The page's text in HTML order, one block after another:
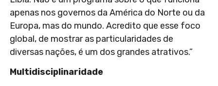
apenas nos governos da América do Norte ou da
Europa, mas do mundo. Acredito que esse foco
global, de mostrar as particularidades de
diversas nações, é um dos grandes atrativos.”
Multidisciplinaridade